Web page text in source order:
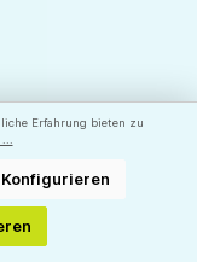
-
fürs
Erfahrung bieten zu
Konfigurieren